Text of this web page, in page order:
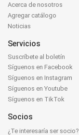
Acerca de nosotros
Agregar catálogo
Noticias
Servicios
Suscríbete al boletín
Síguenos en Facebook
Síguenos en Instagram
Síguenos en Youtube
Síguenos en TikTok
Socios
¿Te interesaría ser socio?